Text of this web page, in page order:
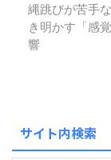
縄跳びが苦手
き明かす「感
響
サイト内検索